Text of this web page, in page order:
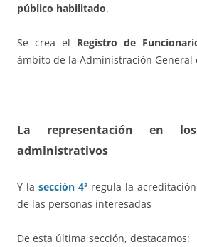
público habilitado.
Se crea el Registro de
ámbito de la Administración General
La representación en los
administrativos
Y la sección 4ª regula la
de las personas interesadas
De esta última sección, destacamos: